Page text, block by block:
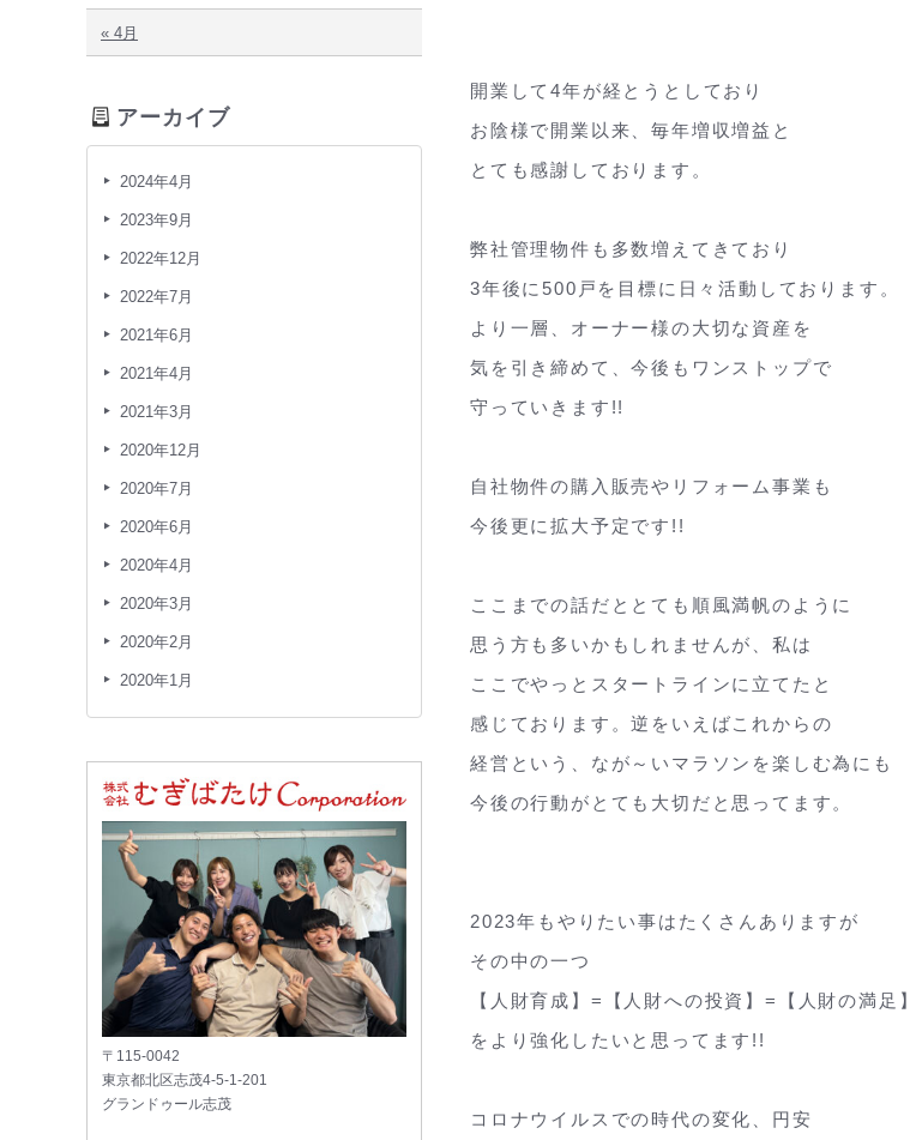
開業して4年が経とうとしており
お陰様で開業以来、毎年増収増益と
とても感謝しております。
弊社管理物件も多数増えてきており
3年後に500戸を目標に日々活動しております。
より一層、オーナー様の大切な資産を
気を引き締めて、今後もワンストップで
守っていきます!!
自社物件の購入販売やリフォーム事業も
今後更に拡大予定です!!
ここまでの話だととても順風満帆のように
思う方も多いかもしれませんが、私は
ここでやっとスタートラインに立てたと
感じております。逆をいえばこれからの
経営という、なが～いマラソンを楽しむ為にも
今後の行動がとても大切だと思ってます。
2023年もやりたい事はたくさんありますが
その中の一つ
【人財育成】=【人財への投資】=【人財の満足】
をより強化したいと思ってます!!
コロナウイルスでの時代の変化、円安
« 4月
アーカイブ
2024年4月
2023年9月
2022年12月
2022年7月
2021年6月
2021年4月
2021年3月
2020年12月
2020年7月
2020年6月
2020年4月
2020年3月
2020年2月
2020年1月
〒115-0042
東京都北区志茂4-5-1-201
グランドゥール志茂